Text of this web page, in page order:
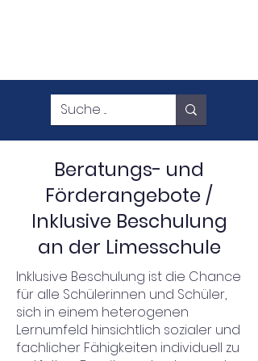
Beratungs- und
Förderangebote /
Inklusive Beschulung
an der Limesschule
Inklusive Beschulung ist die Chance
für alle Schülerinnen und Schüler,
sich in einem heterogenen
Lernumfeld hinsichtlich sozialer und
fachlicher Fähigkeiten individuell zu